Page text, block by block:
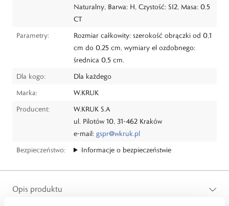
Naturalny, Barwa: H, Czystość: SI2, Masa: 0.5
CT
Parametry:
Rozmiar całkowity: szerokość obrączki od 0,1
cm do 0,25 cm, wymiary el ozdobnego:
średnica 0,5 cm.
Dla kogo:
Dla każdego
Marka:
W.KRUK
Producent:
W.KRUK S.A
ul. Pilotów 10, 31-462 Kraków
e-mail: gspr@wkruk.pl
Bezpieczeństwo:
Informacje o bezpieczeństwie
Opis produktu